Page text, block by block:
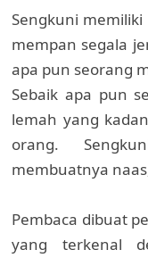
Sengkuni
mempan segala
apa pun seorang
Sebaik apa pun
lemah yang
orang.
membuatnya
Pembaca dibuat
yang terkenal